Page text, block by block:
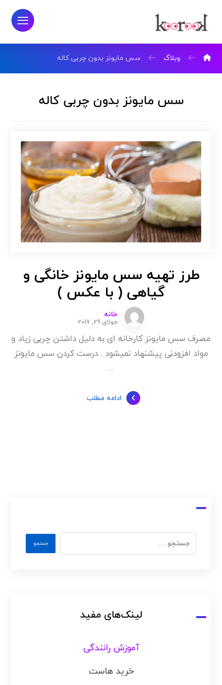
وبلاگ سس مایونز بدون چربی کاله
سس مایونز بدون چربی کاله
طرز تهیه سس مایونز خانگی و
گیاهی ( با عکس )
خانه
جولای 29, 2017
مصرف سس مایونز کارخانه ای به دلیل داشتن چربی زیاد و
مواد افزودنی پیشنهاد نمیشود . درست کردن سس مایونز
...
ادامه مطلب
لینک‌های مفید
آموزش رانندگی
خرید هاست